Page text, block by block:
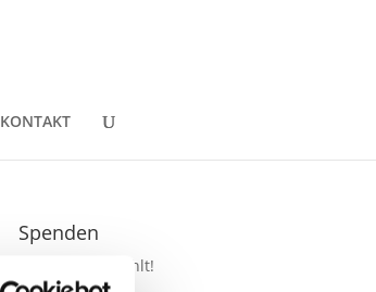
KONTAKT
Spenden
Jede Spende zählt!